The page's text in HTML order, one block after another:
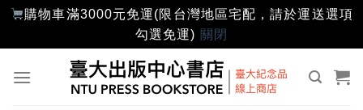
購物車滿3000元免運(限台灣地區宅配，請於運送選項
勾選免運) 關閉